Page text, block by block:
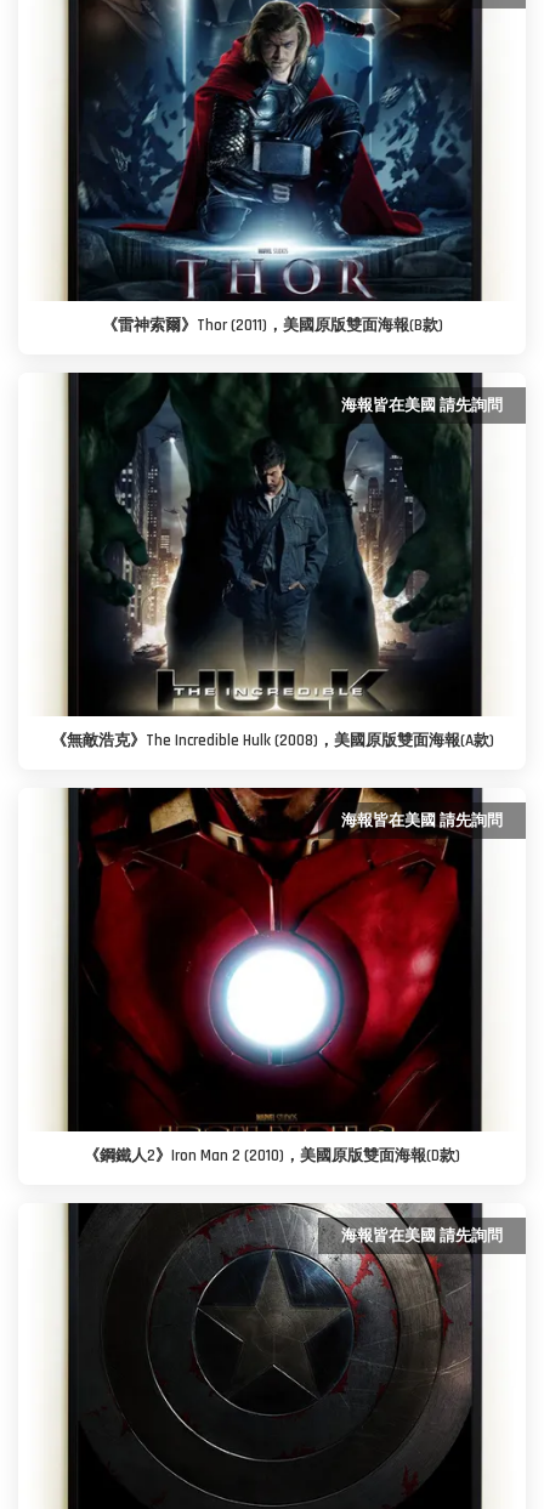
《雷神索爾》Thor (2011)，美國原版雙面海報(B款)
海報皆在美國 請先詢問
《無敵浩克》The Incredible Hulk (2008)，美國原版雙面海報(A款)
海報皆在美國 請先詢問
《鋼鐵人2》Iron Man 2 (2010)，美國原版雙面海報(D款)
海報皆在美國 請先詢問